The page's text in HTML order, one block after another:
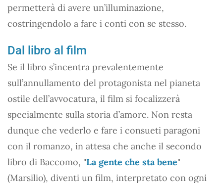
permetterà di avere un’illuminazione,
costringendolo a fare i conti con se stesso.
Dal libro al film
Se il libro s’incentra prevalentemente
sull’annullamento del protagonista nel pianeta
ostile dell’avvocatura, il film si focalizzerà
specialmente sulla storia d’amore. Non resta
dunque che vederlo e fare i consueti paragoni
con il romanzo, in attesa che anche il secondo
libro di Baccomo, "La gente che sta bene"
(Marsilio), diventi un film, interpretato con ogni